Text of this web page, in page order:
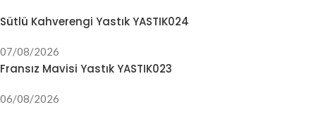
Sütlü Kahverengi Yastık YASTIK024
07/08/2026
Fransız Mavisi Yastık YASTIK023
06/08/2026